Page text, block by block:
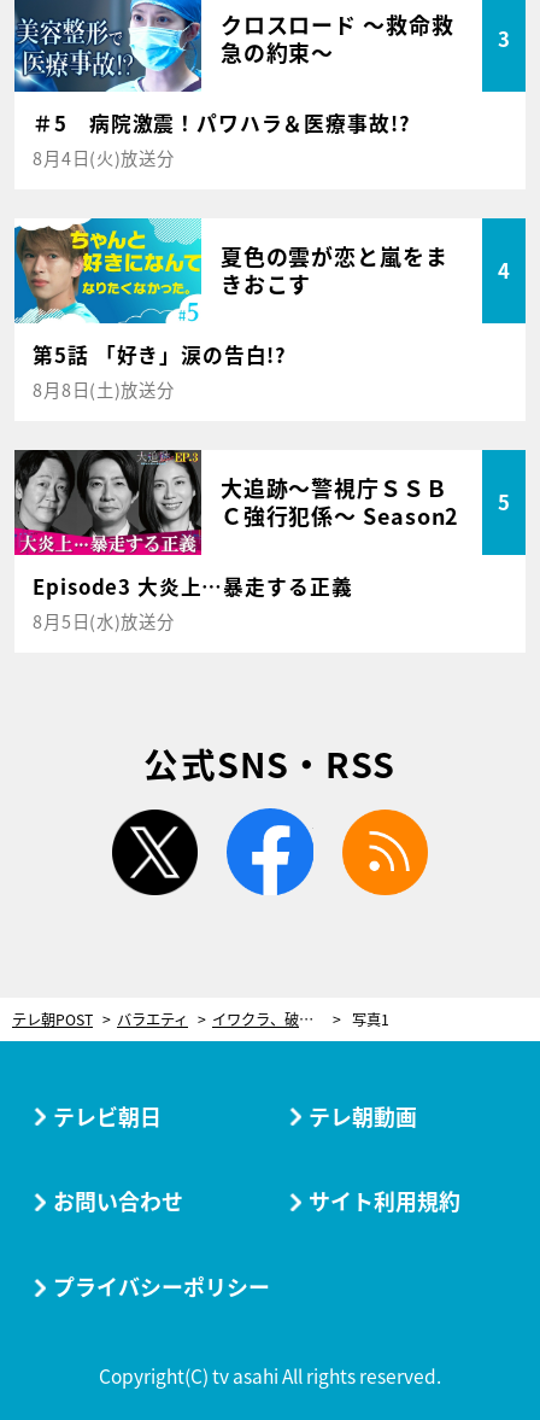
クロスロード ～救命救
急の約束～
3
＃5 病院激震！パワハラ＆医療事故!?
8月4日(火)放送分
夏色の雲が恋と嵐をま
きおこす
4
第5話 「好き」涙の告白!?
8月8日(土)放送分
大追跡～警視庁ＳＳＢ
Ｃ強行犯係～ Season2
5
Episode3 大炎上…暴走する正義
8月5日(水)放送分
公式SNS・RSS
twitter facebook
テレ朝POST バラエティ イワクラ、破局したオズワルド伊藤への愚痴が止まらず…「コイツ無理かも」と思った理由に共演者「溜まってんたんだな」 写真1
テレビ朝日 テレ朝動画
お問い合わせ サイト利用規約
プライバシーポリシー
Copyright(C) tv asahi All rights reserved.